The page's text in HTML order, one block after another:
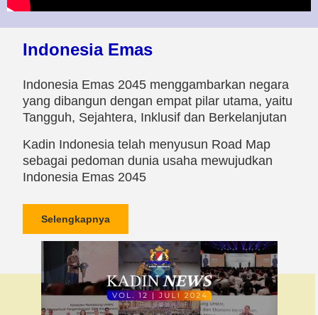
Indonesia Emas
Indonesia Emas 2045 menggambarkan negara
yang dibangun dengan empat pilar utama, yaitu
Tangguh, Sejahtera, Inklusif dan Berkelanjutan
Kadin Indonesia telah menyusun Road Map
sebagai pedoman dunia usaha mewujudkan
Indonesia Emas 2045
Selengkapnya